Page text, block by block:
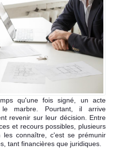
qu'une fois signé, un acte
marbre. Pourtant, il arrive
revenir sur leur décision. Entre
et recours possibles, plusieurs
les connaître, c'est se prémunir
tant financières que juridiques.